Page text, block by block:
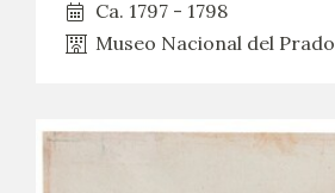
Ca. 1797 - 1798
Museo Nacional del Prado